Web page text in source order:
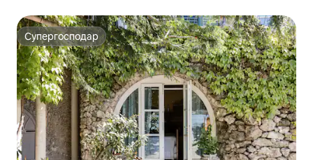
Супергосподар
Супергосподар